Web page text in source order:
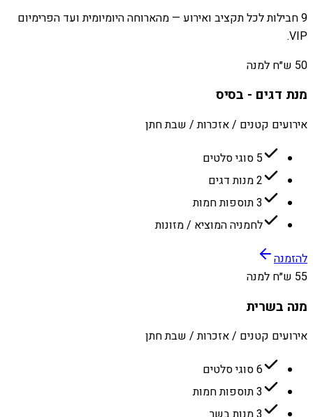
9 חבילות לכל תקציב ואירוע — מהארוחה היומיומית ועד הפרימיום
VIP.
50 ש״ח למנה
מנת דגים - בסיס
אירועים קטנים / אזכרות / שבת חתן
5 סוגי סלטים
2 מנות דגים
3 תוספות חמות
לחמניה המוציא / מזונות
להזמנה
55 ש״ח למנה
מנה בשרית
אירועים קטנים / אזכרות / שבת חתן
6 סוגי סלטים
3 תוספות חמות